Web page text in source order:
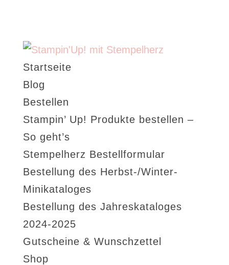
Startseite
Blog
Bestellen
Stampin’ Up! Produkte bestellen –
So geht’s
Stempelherz Bestellformular
Bestellung des Herbst-/Winter-
Minikataloges
Bestellung des Jahreskataloges
2024-2025
Gutscheine & Wunschzettel
Shop